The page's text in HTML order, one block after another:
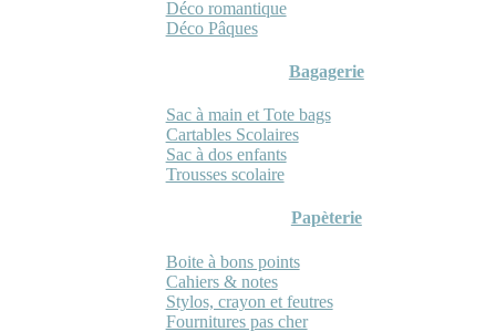
Déco romantique
Déco Pâques
Bagagerie
Sac à main et Tote bags
Cartables Scolaires
Sac à dos enfants
Trousses scolaire
Papèterie
Boite à bons points
Cahiers & notes
Stylos, crayon et feutres
Fournitures pas cher